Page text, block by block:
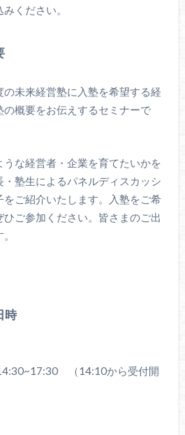
ください。
未来経営塾に入塾を希望する経
概要をお伝えするセミナーで
な経営者・企業を育てたいかを
塾生によるパネルディスカッシ
をご紹介いたします。入塾をご希
ご参加ください。皆さまのご出
時
（14:10から受付開